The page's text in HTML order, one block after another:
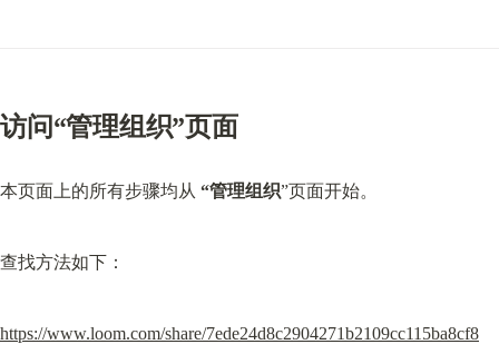
访问“管理组织”页面
本页面上的所有步骤均从 “管理组织”页面开始。
查找方法如下：
https://www.loom.com/share/7ede24d8c2904271b2109cc115ba8cf8